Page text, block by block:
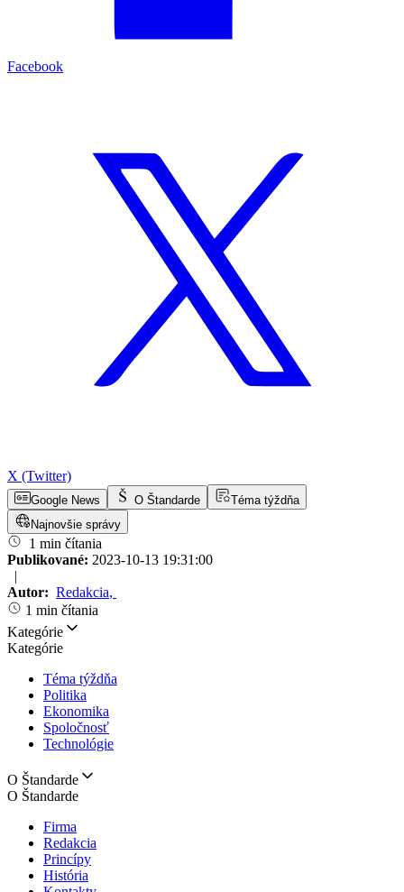
Facebook
X (Twitter)
Google News O Štandarde
Téma týždňa
Najnovšie správy
1 min čítania
Publikované: 2023-10-13 19:31:00
|
Autor: Redakcia,
1 min čítania
Kategórie
Kategórie
Téma týždňa
Politika
Ekonomika
Spoločnosť
Technológie
O Štandarde
O Štandarde
Firma
Redakcia
Princípy
História